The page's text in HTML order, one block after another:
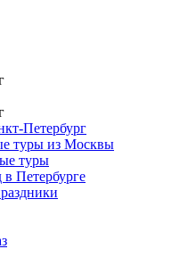
Петербург
туры из Москвы
туры
Петербурге